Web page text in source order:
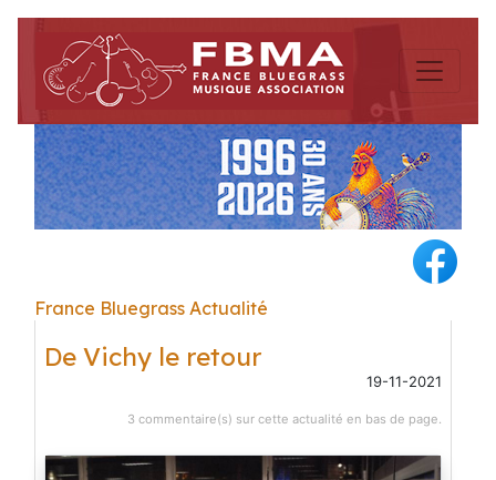
France Bluegrass Actualité
De Vichy le retour
19-11-2021
3 commentaire(s) sur cette actualité en bas de page.